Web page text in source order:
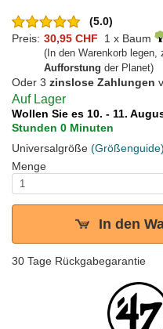
(5.0)
Preis: 30,95 CHF 1 x Baum
(In den Warenkorb legen,
Aufforstung der Planet)
Oder 3 zinslose Zahlungen
Auf Lager
Wollen Sie es 10. - 11.
Stunden 0 Minuten
Universalgröße (Größenguide)
Menge
In den
30 Tage Rückgabegarantie